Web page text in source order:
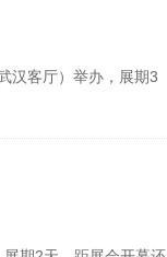
汉客厅）举办，展期3